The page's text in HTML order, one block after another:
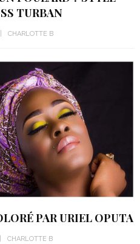
TURBAN
CHARLOTTE B
PAR URIEL OPUTA
CHARLOTTE B